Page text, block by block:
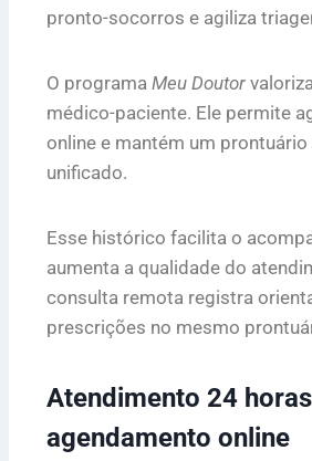
pronto-socorros e agiliza
O programa Meu Doutor
médico-paciente. Ele permite
online e mantém um
unificado.
Esse histórico facilita o
aumenta a qualidade do
consulta remota registra
prescrições no mesmo
Atendimento 24
agendamento online